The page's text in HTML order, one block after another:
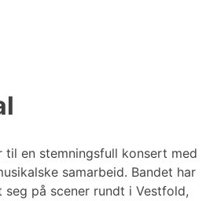
en stemningsfull konsert med
samarbeid. Bandet har
på scener rundt i Vestfold,